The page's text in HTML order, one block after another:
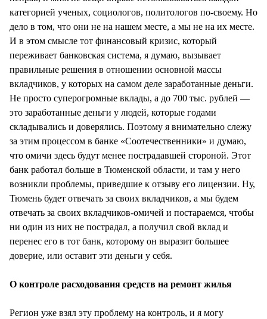
категорией ученых, социологов, политологов по-своему. Но
дело в том, что они не на нашем месте, а мы не на их месте.
И в этом смысле тот финансовый кризис, который
переживает банковская система, я думаю, вызывает
правильные решения в отношении основной массы
вкладчиков, у которых на самом деле заработанные деньги.
Не просто суперогромные вклады, а до 700 тыс. рублей —
это заработанные деньги у людей, которые годами
складывались и доверялись. Поэтому я внимательно слежу
за этим процессом в банке «Соотечественники» и думаю,
что омичи здесь будут менее пострадавшей стороной. Этот
банк работал больше в Тюменской области, и там у него
возникли проблемы, приведшие к отзыву его лицензии. Ну,
Тюмень будет отвечать за своих вкладчиков, а мы будем
отвечать за своих вкладчиков-омичей и постараемся, чтобы
ни один из них не пострадал, а получил свой вклад и
перенес его в тот банк, которому он выразит большее
доверие, или оставит эти деньги у себя.
О контроле расходования средств на ремонт жилья
Регион уже взял эту проблему на контроль, и я могу